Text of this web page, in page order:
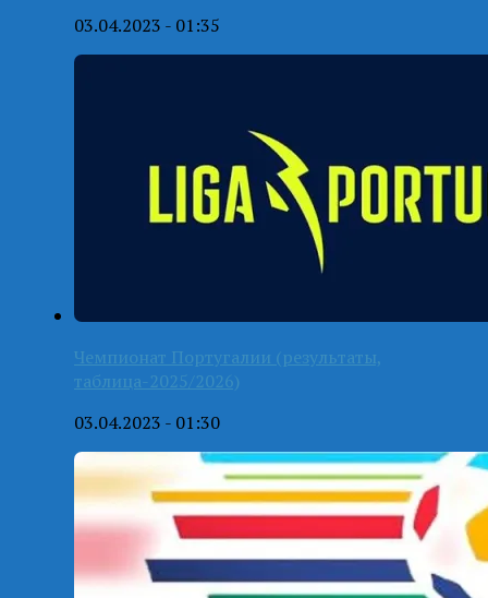
03.04.2023 - 01:35
Чемпионат Португалии (результаты,
таблица-2025/2026)
03.04.2023 - 01:30